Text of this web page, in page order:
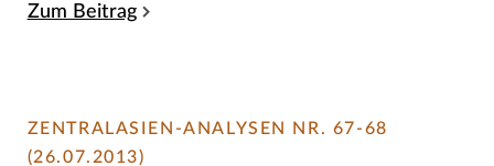
Zum Beitrag
ZENTRALASIEN-ANALYSEN NR. 67-68
(26.07.2013)